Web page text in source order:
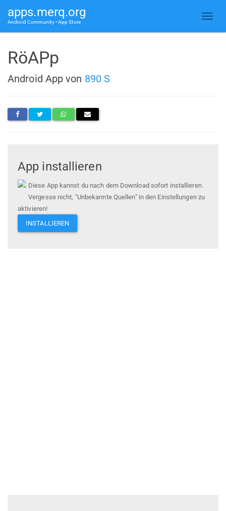
apps.merq.org
Android Community • App Store
RöAPp
Android App von 890 S
App installieren
Diese App kannst du nach dem Download sofort installieren.
Vergesse nicht, "Unbekannte Quellen" in den Einstellungen zu
aktivieren!
INSTALLIEREN